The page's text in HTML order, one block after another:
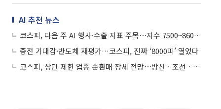
AI 추천 뉴스
코스피, 다음 주 AI 행사·수출 지표 주목⋯지수 7500~8600 예상
종전 기대감·반도체 재평가…코스피, 진짜 ‘8000피’ 열었다
코스피, 상단 제한 업종 순환매 장세 전망⋯방산ㆍ조선ㆍ유통 등 수급 주목